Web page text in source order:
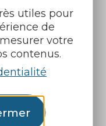
utiles pour
de
votre
contenus.